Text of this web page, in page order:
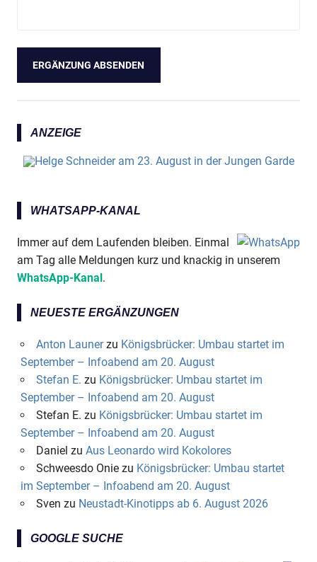
ANZEIGE
WHATSAPP-KANAL
Immer auf dem Laufenden bleiben. Einmal
am Tag alle Meldungen kurz und knackig in unserem
WhatsApp-Kanal.
NEUESTE ERGÄNZUNGEN
Anton Launerzu Königsbrücker: Umbau startet im
September – Infoabend am 20. August
Stefan E. zu Königsbrücker: Umbau startet im
September – Infoabend am 20. August
Stefan E. zu Königsbrücker: Umbau startet im
September – Infoabend am 20. August
Daniel zu Aus Leonardo wird Kokolores
Schweesdo Oniezu Königsbrücker: Umbau startet
im September – Infoabend am 20. August
Sven zu Neustadt-Kinotipps ab 6. August 2026
GOOGLE SUCHE